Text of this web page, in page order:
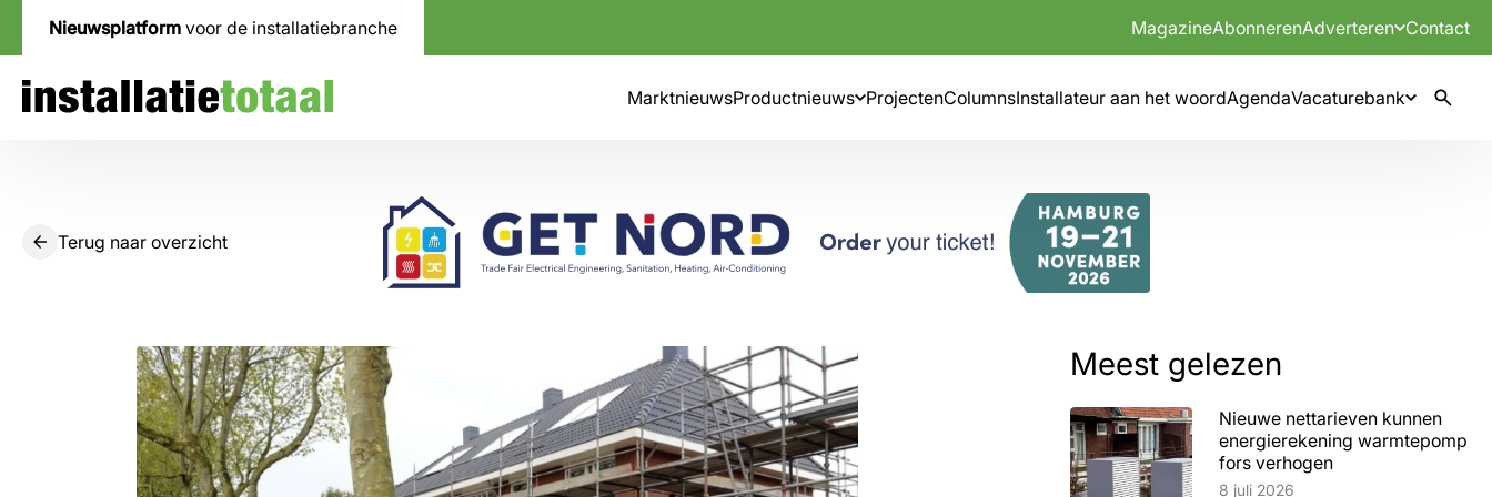
Nieuwsplatform voor de installatiebranche MagazineAbonnerenAdverteren Contact
MarktnieuwsProductnieuws ProjectenColumnsInstallateur aan het woordAgendaVacaturebank
Terug naar overzicht
Meest gelezen
Nieuwe nettarieven kunnen
energierekening warmtepomp
fors verhogen
Lees artikel
8 juli 2026